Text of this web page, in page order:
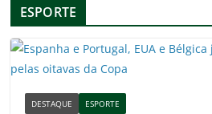
ESPORTE
DESTAQUE ESPORTE